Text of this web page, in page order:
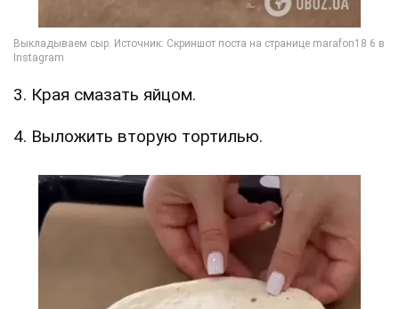
3. Края смазать яйцом.
4. Выложить вторую тортилью.